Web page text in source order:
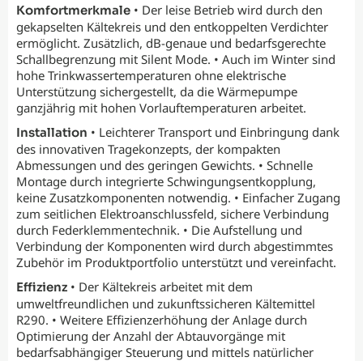
Komfortmerkmale • Der leise Betrieb wird durch den
gekapselten Kältekreis und den entkoppelten Verdichter
ermöglicht. Zusätzlich, dB-genaue und bedarfsgerechte
Schallbegrenzung mit Silent Mode. • Auch im Winter sind
hohe Trinkwassertemperaturen ohne elektrische
Unterstützung sichergestellt, da die Wärmepumpe
ganzjährig mit hohen Vorlauftemperaturen arbeitet.
Installation • Leichterer Transport und Einbringung dank
des innovativen Tragekonzepts, der kompakten
Abmessungen und des geringen Gewichts. • Schnelle
Montage durch integrierte Schwingungsentkopplung,
keine Zusatzkomponenten notwendig. • Einfacher Zugang
zum seitlichen Elektroanschlussfeld, sichere Verbindung
durch Federklemmentechnik. • Die Aufstellung und
Verbindung der Komponenten wird durch abgestimmtes
Zubehör im Produktportfolio unterstützt und vereinfacht.
Effizienz • Der Kältekreis arbeitet mit dem
umweltfreundlichen und zukunftssicheren Kältemittel
R290. • Weitere Effizienzerhöhung der Anlage durch
Optimierung der Anzahl der Abtauvorgänge mit
bedarfsabhängiger Steuerung und mittels natürlicher